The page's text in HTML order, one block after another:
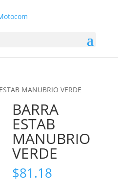
MANUBRIO VERDE
BARRA
ESTAB
MANUBRIO
VERDE
$81.18